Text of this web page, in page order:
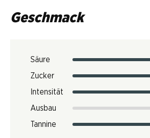
Geschmack
Säure
Zucker
Intensität
Ausbau
Tannine